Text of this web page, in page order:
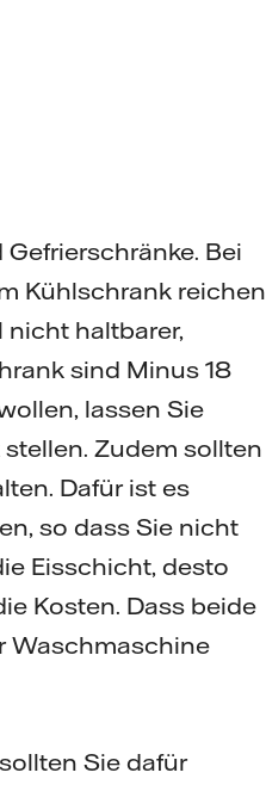
Bei
Kühlschrank reichen
nicht haltbarer,
sind Minus 18
lassen Sie
Zudem sollten
Dafür ist es
so dass Sie nicht
Eisschicht, desto
Kosten. Dass beide
Waschmaschine
Sie dafür